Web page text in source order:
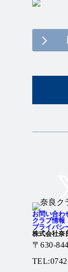
お問い合わ
クラブ情報
プライバシ
株式会社奈
〒630-